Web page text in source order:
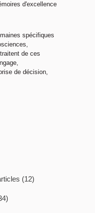
d'excellence
spécifiques
de ces
de décision,
(12)